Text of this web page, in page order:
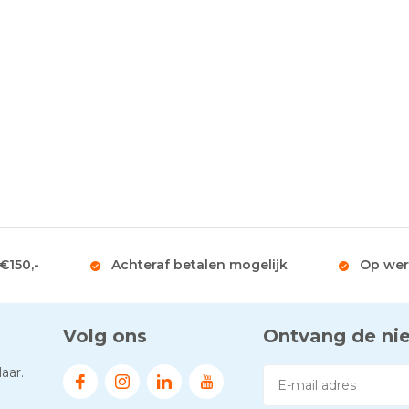
Achteraf betalen mogelijk Op
Volg ons Ontvang de